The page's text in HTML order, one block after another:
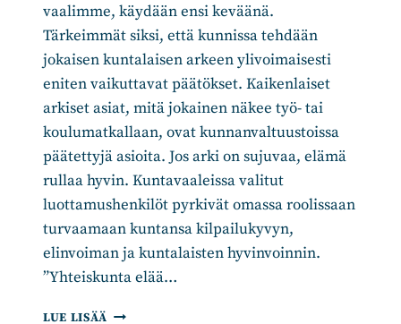
vaalimme, käydään ensi keväänä.
Tärkeimmät siksi, että kunnissa tehdään
jokaisen kuntalaisen arkeen ylivoimaisesti
eniten vaikuttavat päätökset. Kaikenlaiset
arkiset asiat, mitä jokainen näkee työ- tai
koulumatkallaan, ovat kunnanvaltuustoissa
päätettyjä asioita. Jos arki on sujuvaa, elämä
rullaa hyvin. Kuntavaaleissa valitut
luottamushenkilöt pyrkivät omassa roolissaan
turvaamaan kuntansa kilpailukyvyn,
elinvoiman ja kuntalaisten hyvinvoinnin.
”Yhteiskunta elää…
LUE LISÄÄ PUSKISTA